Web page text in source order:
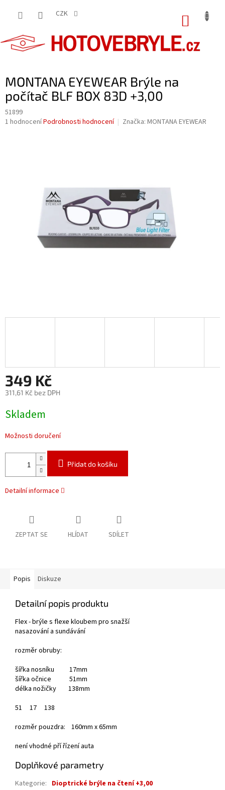
CZK
MONTANA EYEWEAR Brýle na
počítač BLF BOX 83D +3,00
51899
Průměrné
1 hodnoceníPodrobnosti hodnocení Značka: MONTANA EYEWEAR
349 Kč
311,61 Kč bez DPH
cena:
Skladem
Možnosti doručení
Přidat do košíku
Detailní informace
ZEPTAT SE HLÍDAT SDÍLET
Popis Diskuze
Detailní popis produktu
Flex - brýle s flexe kloubem pro snažší
nasazování a sundávání
rozměr obruby:
šířka nosníku 17mm
šířka očnice 51mm
délka nožičky 138mm
51
17 138
rozměr pouzdra: 160mm x 65mm
není vhodné pří řízení auta
Doplňkové parametry
Kategorie: Dioptrické brýle na čtení +3,00